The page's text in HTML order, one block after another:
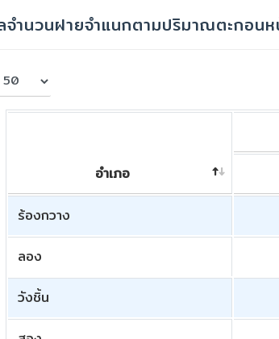
จำนวนฝายจำแนกตามปริมาณตะกอนห
อำเภอ
ร้องกวาง
ลอง
วังชิ้น